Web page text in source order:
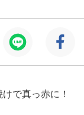
で真っ赤に！